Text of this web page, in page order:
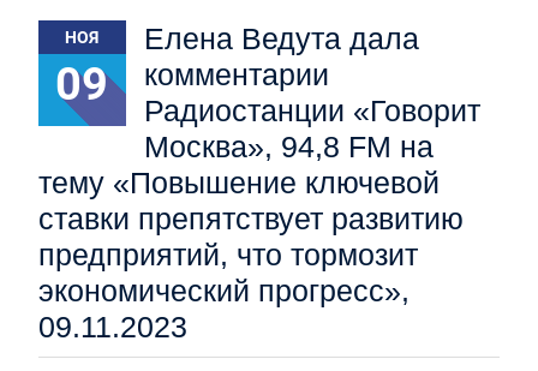
Вячеслав Никонов в программе «Большая игра» —
Первый канал, 27.07.2026. Часть 1-2
Конкурсные списки лиц, прошедших
вступительные испытания в МГУ имени
М.В.Ломоносова в 2026 году по каждому
конкурсу (ранжированные списки поступающих)
Вячеслав Никонов в программе «Большая игра» —
Первый канал, 24.07.2026. Часть 1-2
Вячеслав Никонов в программе «Большая игра» —
Первый канал, 06.08.2026. Часть 1-3
НОЯ
09
Елена Ведута дала
комментарии
Радиостанции «Говорит
Москва», 94,8 FM на
тему «Повышение ключевой
ставки препятствует развитию
предприятий, что тормозит
экономический прогресс»,
09.11.2023